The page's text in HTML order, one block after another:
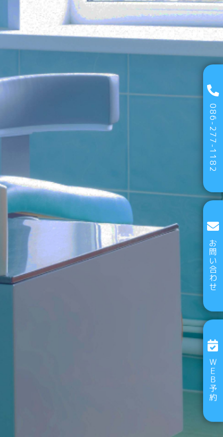
086-277-1182
お問い合わせ
ＷＥＢ予約